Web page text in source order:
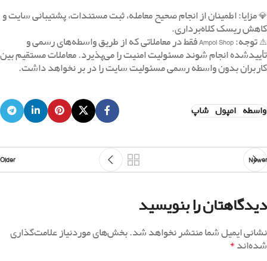
💎 مزایا: اطمینان از انجام صحیح معامله، ثبت مستندات، پشتیبانی سایت و
کاهش ریسک کلاه‌برداری.
⚠️ توجه: Ampol Shop فقط در معاملاتی که از طریق واسطه‌های رسمی و
تأییدشده انجام شوند مسئولیت امنیت را می‌پذیرد. معاملات مستقیم بین
کاربران بدون واسطه رسمی مسئولیت سایت را در بر نخواهد داشت.
واسطه_امپول_شاپ
Newer
Older
دیدگاهتان را بنویسید
نشانی ایمیل شما منتشر نخواهد شد.بخش‌های موردنیاز علامت‌گذاری
شده‌اند*